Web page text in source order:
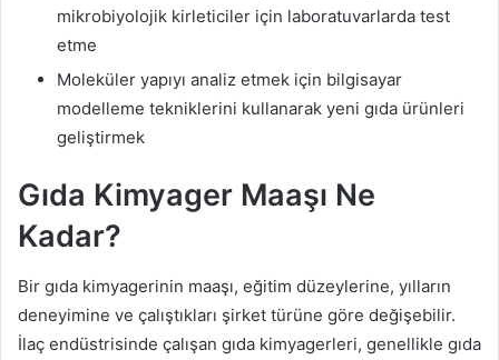
mikrobiyolojik kirleticiler için laboratuvarlarda test
etme
Moleküler yapıyı analiz etmek için bilgisayar
modelleme tekniklerini kullanarak yeni gıda ürünleri
geliştirmek
Gıda Kimyager Maaşı Ne
Kadar?
Bir gıda kimyagerinin maaşı, eğitim düzeylerine, yılların
deneyimine ve çalıştıkları şirket türüne göre değişebilir.
İlaç endüstrisinde çalışan gıda kimyagerleri, genellikle gıda